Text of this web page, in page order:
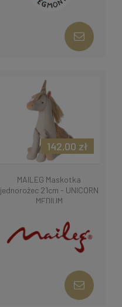
MAILEG Maskotka
jednorożec 21cm - UNICORN
MEDIUM
142,00 zł